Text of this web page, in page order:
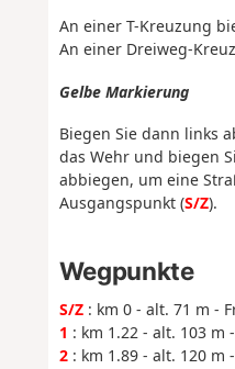
An einer T-Kreuzung
An einer Dreiweg-
Gelbe Markierung
Biegen Sie dann links
das Wehr und biegen
abbiegen, um eine
Ausgangspunkt (S/Z).
Wegpunkte
S/Z: km 0 - alt. 71 m -
1 : km 1.22 - alt. 103 m
2: km 1.89 - alt. 120 m